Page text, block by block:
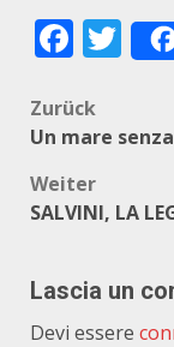
Zurück
Un mare
Weiter
SALVINI, LA
Lascia un
Devi essere